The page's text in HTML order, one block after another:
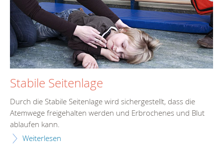
Stabile Seitenlage
Durch die Stabile Seitenlage wird sichergestellt, dass die
Atemwege freigehalten werden und Erbrochenes und Blut
ablaufen kann.
Weiterlesen